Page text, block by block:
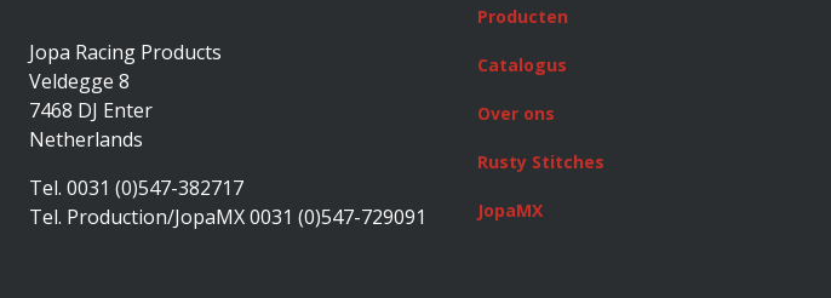
Jopa Racing Products
Veldegge 8
7468 DJ Enter
Netherlands
Tel. 0031 (0)547-382717
Tel. Production/JopaMX 0031 (0)547-729091
Producten
Catalogus
Over ons
Rusty Stitches
JopaMX